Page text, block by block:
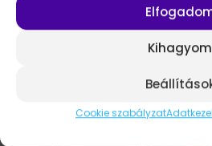
Kihagyom
Cookie szabályzat